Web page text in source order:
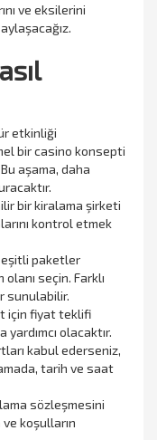
ve eksilerini
etkinliği
bir casino konsepti
aşama, daha
bir kiralama şirketi
kontrol etmek
paketler
seçin. Farklı
sunulabilir.
için fiyat teklifi
olacaktır.
kabul ederseniz,
tarih ve saat
sözleşmesini
koşulların